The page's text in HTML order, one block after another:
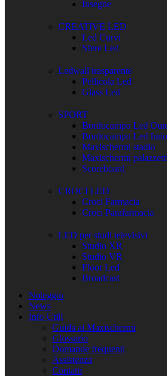
Insegne
CREATIVE LED
Led Curvi
Sfere Led
Ledwall trasparente
Pellicola Led
Glass Led
SPORT
Bordocampo Led
Bordocampo Led
Maxischermi stadio
Maxischermi palazzetti
Scoreboard
CROCI LED
Croci Farmacia
Croci Parafarmacia
LED per studi televisivi
Studio XR
Studio VR
Floor Led
Broadcast
Noleggio
News
Info Utili
Guida ai Maxischermi
Glossario
Domande frequenti
Assistenza
Contatti